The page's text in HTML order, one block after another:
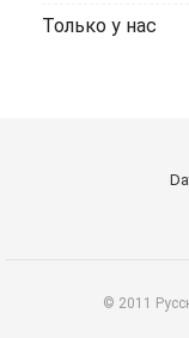
Только у нас
© 2011